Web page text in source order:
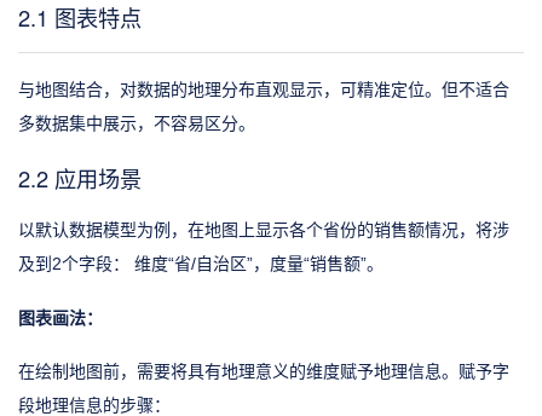
2.1 图表特点
与地图结合，对数据的地理分布直观显示，可精准定位。但不适合
多数据集中展示，不容易区分。
2.2 应用场景
以默认数据模型为例，在地图上显示各个省份的销售额情况，将涉
及到2个字段： 维度“省/自治区”，度量“销售额”。
图表画法：
在绘制地图前，需要将具有地理意义的维度赋予地理信息。赋予字
段地理信息的步骤：